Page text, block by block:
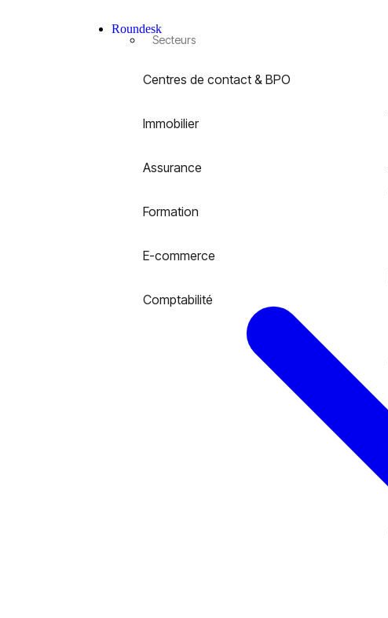
Secteurs
Centres de contact & BPO
Immobilier
Assurance
Formation
E-commerce
Comptabilité
Roundesk